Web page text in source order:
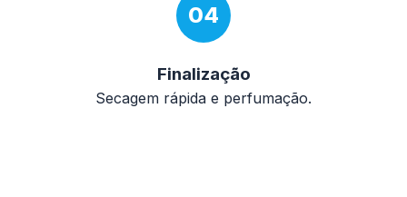
04
Finalização
Secagem rápida e perfumação.